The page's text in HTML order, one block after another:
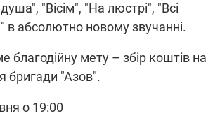
"Вісім", "На люстрі", "Всі
в абсолютно новому звучанні.
благодійну мету – збір коштів на
бригади "Азов".
о 19:00